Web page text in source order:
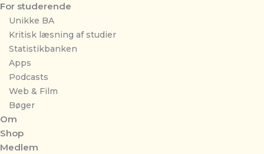
For studerende
Unikke BA
Kritisk læsning af studier
Statistikbanken
Apps
Podcasts
Web & Film
Bøger
Om
Shop
Medlem